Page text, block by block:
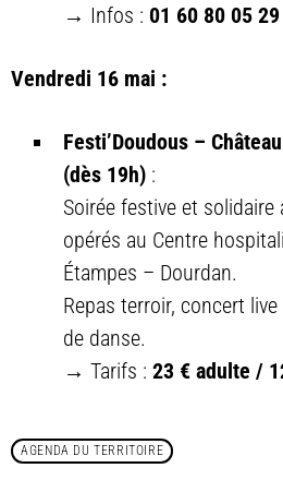
→ Infos : 01 60 80 05 29
Vendredi 16 mai :
Festi’Doudous –
(dès 19h) :
Soirée festive et
opérés au Centre
Étampes – Dourdan.
Repas terroir, concert
de danse.
→ Tarifs : 23 € adulte /
AGENDA DU TERRITOIRE